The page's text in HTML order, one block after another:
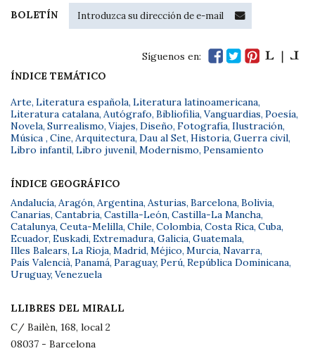
BOLETÍN
Síguenos en:
ÍNDICE TEMÁTICO
Arte, Literatura española, Literatura latinoamericana,
Literatura catalana, Autógrafo, Bibliofilia, Vanguardias, Poesía,
Novela, Surrealismo, Viajes, Diseño, Fotografía, Ilustración,
Música , Cine, Arquitectura, Dau al Set, Historia, Guerra civil,
Libro infantil, Libro juvenil, Modernismo, Pensamiento
ÍNDICE GEOGRÁFICO
Andalucía, Aragón, Argentina, Asturias, Barcelona, Bolivia,
Canarias, Cantabria, Castilla-León, Castilla-La Mancha,
Catalunya, Ceuta-Melilla, Chile, Colombia, Costa Rica, Cuba,
Ecuador, Euskadi, Extremadura, Galicia, Guatemala,
Illes Balears, La Rioja, Madrid, Méjico, Murcia, Navarra,
País Valencià, Panamá, Paraguay, Perú, República Dominicana,
Uruguay, Venezuela
LLIBRES DEL MIRALL
C/ Bailèn, 168, local 2
08037 - Barcelona